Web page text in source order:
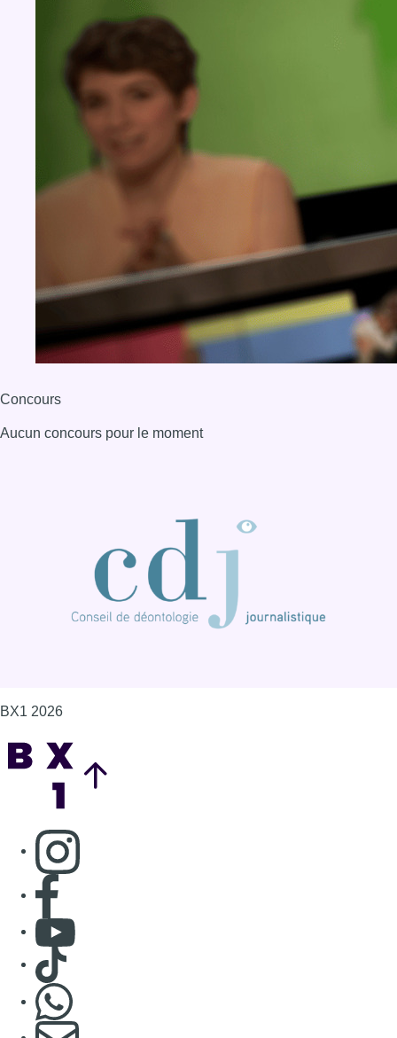
Concours
Aucun concours pour le moment
BX1 2026
Consulter page Instagram
Consulter page Facebook
Consulter Youtube
Consulter TikTok
S'abonner à notre newsletter